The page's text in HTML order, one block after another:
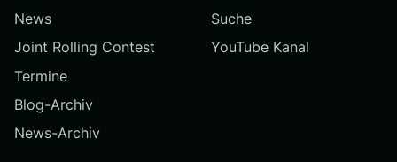
News
Joint Rolling Contest
Termine
Blog-Archiv
News-Archiv
Suche
YouTube Kanal